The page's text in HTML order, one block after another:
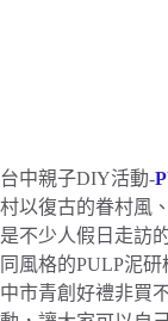
台中親子DIY活動-
村以復古的眷村風
是不少人假日走訪
同風格的PULP泥
中市青創好禮非買